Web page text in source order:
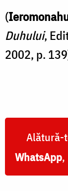
(
Duhului,
2002, p.
Alătură-
WhatsApp,